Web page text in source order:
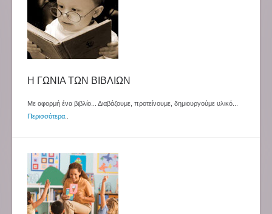
Η ΓΩΝΙΑ ΤΩΝ ΒΙΒΛΙΩΝ
Με αφορμή ένα βιβλίο... Διαβάζουμε, προτείνουμε, δημιουργούμε υλικό...
Περισσότερα